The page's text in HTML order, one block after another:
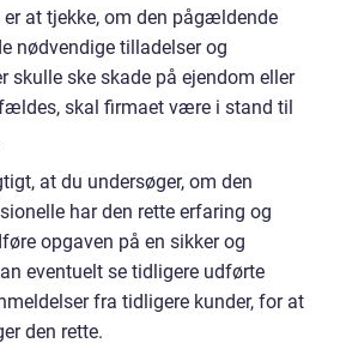
at tjekke, om den pågældende
nødvendige tilladelser og
skulle ske skade på ejendom eller
skal firmaet være i stand til
at du undersøger, om den
har den rette erfaring og
opgaven på en sikker og
eventuelt se tidligere udførte
fra tidligere kunder, for at
den rette.